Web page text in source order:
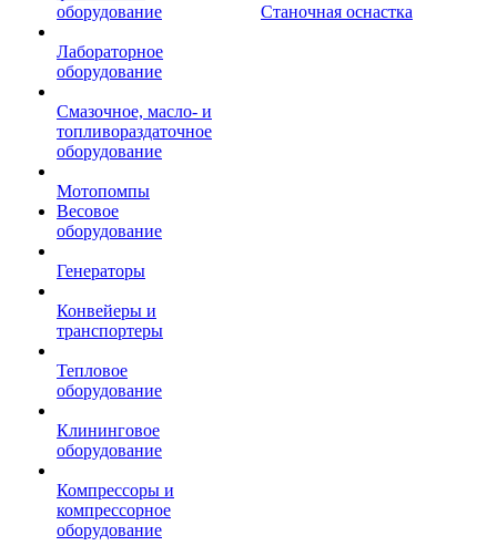
оборудование
Лабораторное
оборудование
Смазочное, масло- и
топливораздаточное
оборудование
Мотопомпы
Весовое
оборудование
Генераторы
Конвейеры и
транспортеры
Тепловое
оборудование
Клининговое
оборудование
Компрессоры и
компрессорное
оборудование
Станочная оснастка